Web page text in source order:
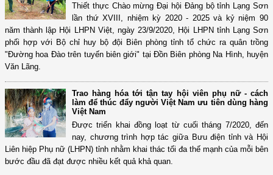
Thiết thực Chào mừng Đại hội Đảng bộ tỉnh Lạng Sơn
lần thứ XVIII, nhiệm kỳ 2020 - 2025 và kỷ niệm 90
năm thành lập Hội LHPN Việt, ngày 23/9/2020, Hội LHPN tỉnh Lạng Sơn
phối hợp với Bộ chỉ huy bộ đội Biên phòng tỉnh tổ chức ra quân trồng
"Đường hoa Đào trên tuyến biên giới" tại Đồn Biên phòng Na Hình, huyện
Văn Lãng.
Trao hàng hóa tới tận tay hội viên phụ nữ - cách
làm để thúc đẩy người Việt Nam ưu tiên dùng hàng
Việt Nam
Được triển khai đồng loạt từ cuối tháng 7/2020, đến
nay, chương trình hợp tác giữa Bưu điện tỉnh và Hội
Liên hiệp Phụ nữ (LHPN) tỉnh nhằm khai thác tối đa thế mạnh của mỗi bên
bước đầu đã đạt được nhiều kết quả khả quan.